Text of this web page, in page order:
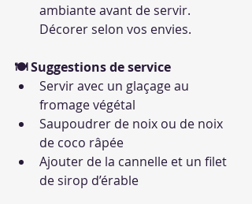
ambiante avant de servir.
Décorer selon vos envies.
🍽 Suggestions de service
Servir avec un glaçage au
fromage végétal
Saupoudrer de noix ou de noix
de coco râpée
Ajouter de la cannelle et un filet
de sirop d’érable